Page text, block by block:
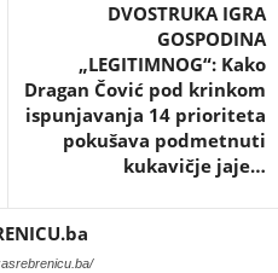
DVOSTRUKA IGRA
GOSPODINA
„LEGITIMNOG“: Kako
Dragan Čović pod krinkom
ispunjavanja 14 prioriteta
pokušava podmetnuti
kukavičje jaje…